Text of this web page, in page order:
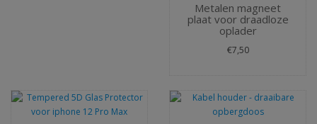
Metalen magneet
plaat voor draadloze
oplader
€7,50